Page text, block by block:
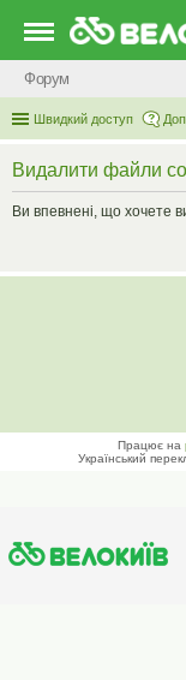
Форум
Швидкий доступ
Видалити файли
Ви впевнені, що хочете
Працює на
Український